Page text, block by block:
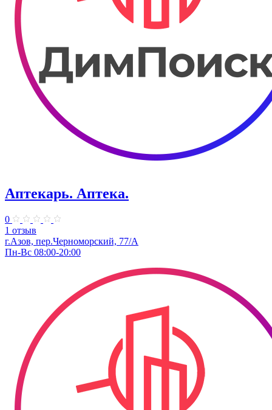
Аптекарь. Аптека.
0
1 отзыв
г.Азов, пер.Черноморский, 77/А
Пн-Вс 08:00-20:00